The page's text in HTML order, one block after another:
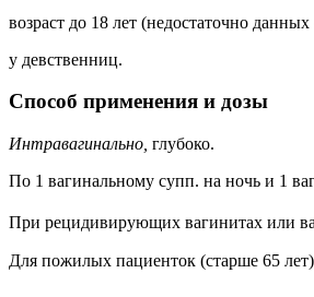
возраст до 18 лет (недостаточно
у девственниц.
Способ применения и дозы
Интравагинально, глубоко.
По 1 вагинальному супп. на ночь и 1
При рецидивирующих вагинитах или
Для пожилых пациенток (старше 65